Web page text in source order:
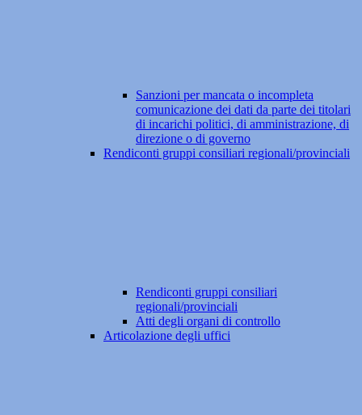
Sanzioni per mancata o incompleta
comunicazione dei dati da parte dei titolari
di incarichi politici, di amministrazione, di
direzione o di governo
Rendiconti gruppi consiliari regionali/provinciali
Rendiconti gruppi consiliari
regionali/provinciali
Atti degli organi di controllo
Articolazione degli uffici